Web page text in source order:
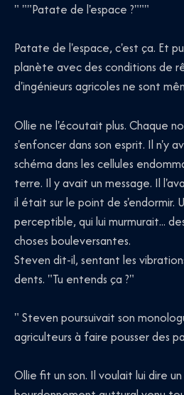
" ""Patate de l'espace ?"""
Patate de l'espace, c'est ça. Et
planète avec des conditions de
d'ingénieurs agricoles ne sont
Ollie ne l'écoutait plus. Chaque
s'enfoncer dans son esprit. Il n'y
schéma dans les cellules
terre. Il y avait un message. Il
il était sur le point de s'endormir.
perceptible, qui lui murmurait...
choses bouleversantes.
Steven dit-il, sentant les
dents. "Tu entends ça ?"
" Steven poursuivait son
agriculteurs à faire pousser des
Ollie fit un son. Il voulait lui dire